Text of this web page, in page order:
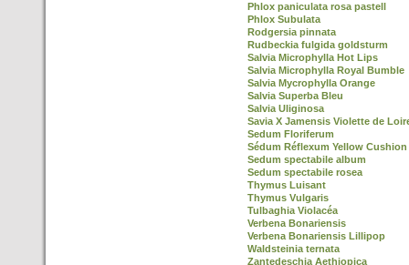
Phlox paniculata rosa pastell
Phlox Subulata
Rodgersia pinnata
Rudbeckia fulgida goldsturm
Salvia Microphylla Hot Lips
Salvia Microphylla Royal Bumble
Salvia Mycrophylla Orange
Salvia Superba Bleu
Salvia Uliginosa
Savia X Jamensis Violette de
Sedum Floriferum
Sédum Réflexum Yellow Cushion
Sedum spectabile album
Sedum spectabile rosea
Thymus Luisant
Thymus Vulgaris
Tulbaghia Violacéa
Verbena Bonariensis
Verbena Bonariensis Lillipop
Waldsteinia ternata
Zantedeschia Aethiopica